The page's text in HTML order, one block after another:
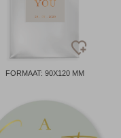
FORMAAT: 90X120 MM